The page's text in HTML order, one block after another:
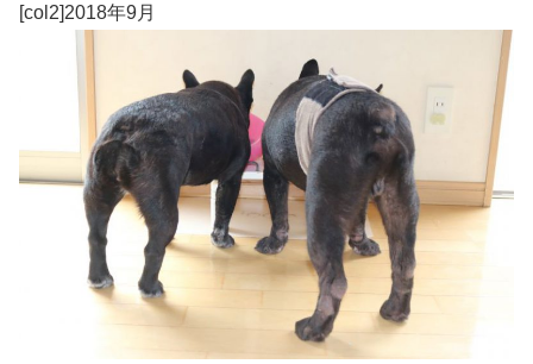
[col2]2018年9月